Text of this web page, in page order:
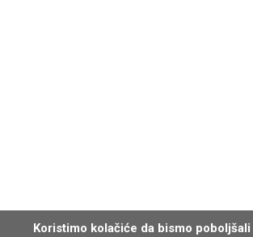
Koristimo kolačiće da bismo